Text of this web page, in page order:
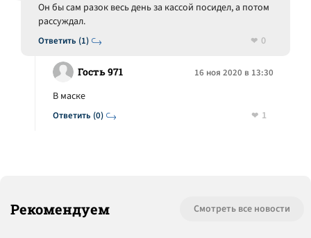
Ответить (1)
Он бы сам разок весь день за кассой посидел, а потом
рассуждал.
0
Гость 971 16 ноя 2020 в 13:30
Ответить (0)
В маске
1
Рекомендуем Смотреть все новости